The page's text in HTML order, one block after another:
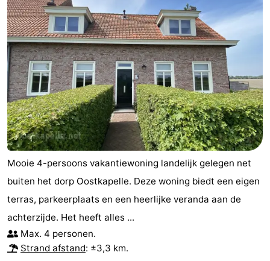
-
Bos
en
Duin
-
De
Grote
Geere
-
De
Zandput
-
Dennenbos
-
Fort
den
Haak
-
In
De
Bongerd
-
Westhove
Last
minutes
Strand
Zien
Mooie 4-persoons vakantiewoning landelijk gelegen net
buiten het dorp Oostkapelle. Deze woning biedt een eigen
terras, parkeerplaats en een heerlijke veranda aan de
achterzijde. Het heeft alles ...
Max. 4 personen.
Strand afstand: ±3,3 km.